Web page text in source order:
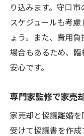
り込みます。守口
スケジュールも考
ょう。また、費用
場合もあるため、
安心です。
専門家監修で家売
家売却と協議離婚
受けて協議書を作成